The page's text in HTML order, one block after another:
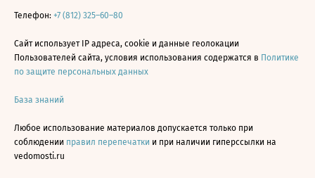
Телефон: +7 (812) 325–60–80
Сайт использует IP адреса, cookie и данные геолокации
Пользователей сайта, условия использования содержатся в Политике
по защите персональных данных
База знаний
Любое использование материалов допускается только при
соблюдении правил перепечатки и при наличии гиперссылки на
vedomosti.ru